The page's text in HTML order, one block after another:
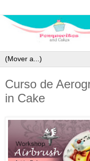
Curso de
in Cake